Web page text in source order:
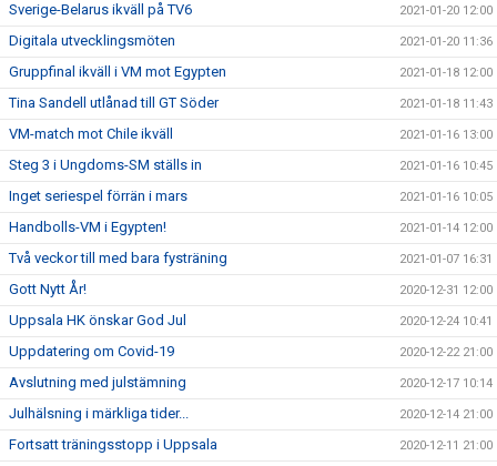
Sverige-Belarus ikväll på TV6 2021-01-20 12:00
Digitala utvecklingsmöten 2021-01-20 11:36
Gruppfinal ikväll i VM mot Egypten 2021-01-18 12:00
Tina Sandell utlånad till GT Söder 2021-01-18 11:43
VM-match mot Chile ikväll 2021-01-16 13:00
Steg 3 i Ungdoms-SM ställs in 2021-01-16 10:45
Inget seriespel förrän i mars 2021-01-16 10:05
Handbolls-VM i Egypten! 2021-01-14 12:00
Två veckor till med bara fysträning 2021-01-07 16:31
Gott Nytt År! 2020-12-31 12:00
Uppsala HK önskar God Jul 2020-12-24 10:41
Uppdatering om Covid-19 2020-12-22 21:00
Avslutning med julstämning 2020-12-17 10:14
Julhälsning i märkliga tider... 2020-12-14 21:00
Fortsatt träningsstopp i Uppsala 2020-12-11 21:00